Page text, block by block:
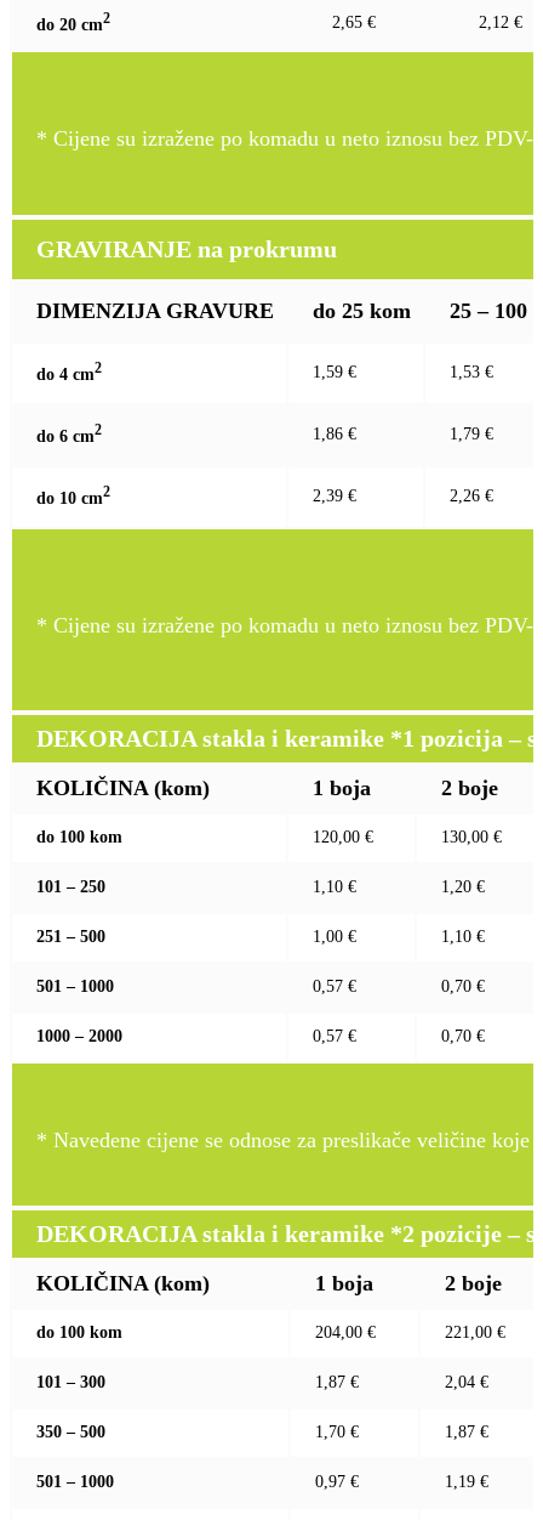
do 20 cm2 2,65 € 2,12 €
* Cijene su izražene po komadu u neto iznosu bez PDV-
GRAVIRANJE na prokrumu
DIMENZIJA GRAVURE do 25 kom 25 – 100
do 4 cm2 1,59 € 1,53 €
do 6 cm2 1,86 € 1,79 €
do 10 cm2 2,39 € 2,26 €
* Cijene su izražene po komadu u neto iznosu bez PDV-
DEKORACIJA stakla i keramike *1 pozicija –
KOLIČINA (kom) 1 boja 2 boje
do 100 kom 120,00 € 130,00 €
101 – 250 1,10 € 1,20 €
251 – 500 1,00 € 1,10 €
501 – 1000 0,57 € 0,70 €
1000 – 2000 0,57 € 0,70 €
* Navedene cijene se odnose za preslikače veličine
DEKORACIJA stakla i keramike *2 pozicije –
KOLIČINA (kom) 1 boja 2 boje
do 100 kom 204,00 € 221,00 €
101 – 300 1,87 € 2,04 €
350 – 500 1,70 € 1,87 €
501 – 1000 0,97 € 1,19 €